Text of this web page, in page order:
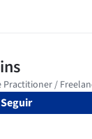
Seguir